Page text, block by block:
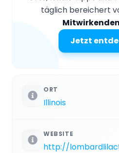
täglich bereichert
Mitwirkenden
Jetzt
ORT
Illinois
WEBSITE
http://